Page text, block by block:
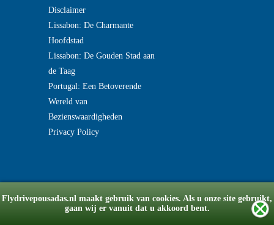
Flydrivepousadas.nl maakt gebruik van cookies. Als u onze site gebruikt,
gaan wij er vanuit dat u akkoord bent.
Disclaimer
Lissabon: De Charmante
Hoofdstad
Lissabon: De Gouden Stad aan
de Taag
Portugal: Een Betoverende
Wereld van
Bezienswaardigheden
Privacy Policy
© Copyright 2008-2026 flydrivepousadas.nl